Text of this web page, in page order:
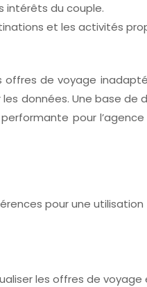
intérêts du couple.
et les activités
offres de voyage
données. Une base de
pour
pour une utilisation
les offres de voyage